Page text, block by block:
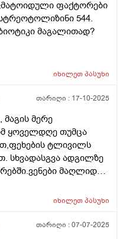
ფაქტორები
544.
მაგალითად?
იხილეთპასუხი
თარიღი : 17-10-2025
მაგის მერე
ყოველდღე თუმცა
ტლივილს
სხვადასგვა ადგილზე
მაღლიდან
იხილეთპასუხი
თარიღი :07-07-2025